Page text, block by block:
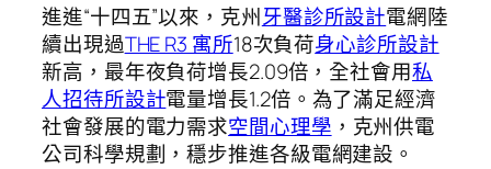
進進“十四五”以來，克州牙醫診所設計電網陸
續出現過THE R3 寓所18次負荷身心診所設計
新高，最年夜負荷增長2.09倍，全社會用私
人招待所設計電量增長1.2倍。為了滿足經濟
社會發展的電力需求空間心理學 ，克州供電
公司科學規劃，穩步推進各級電網建設。